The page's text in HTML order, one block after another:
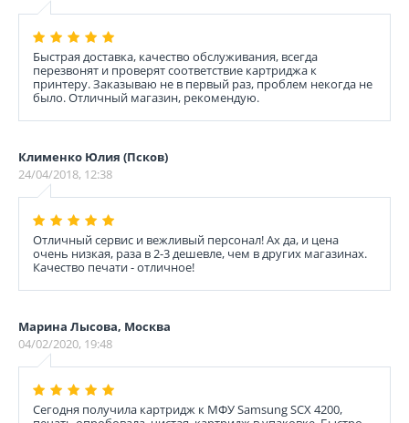
Быстрая доставка, качество обслуживания, всегда
перезвонят и проверят соответствие картриджа к
принтеру. Заказываю не в первый раз, проблем некогда не
было. Отличный магазин, рекомендую.
Клименко Юлия (Псков)
24/04/2018, 12:38
Отличный сервис и вежливый персонал! Ах да, и цена
очень низкая, раза в 2-3 дешевле, чем в других магазинах.
Качество печати - отличное!
Марина Лысова, Москва
04/02/2020, 19:48
Сегодня получила картридж к МФУ Samsung SCX 4200,